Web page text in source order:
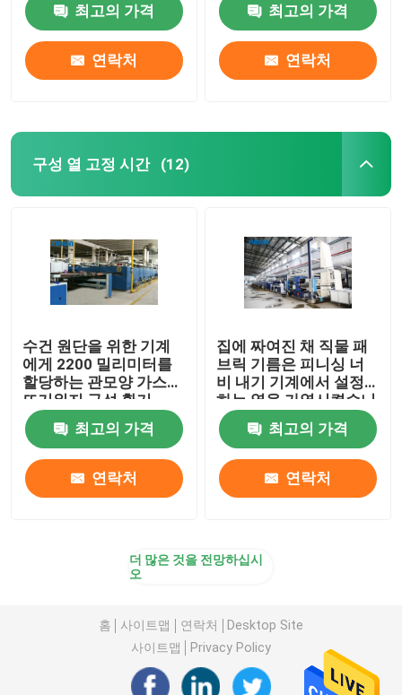
최고의 가격
연락처
최고의 가격
연락처
구성 열 고정 시간 (12)
수건 원단을 위한 기계
에게 2200 밀리미터를
할당하는 관모양 가스
뜨거워지 구성 환기
최고의 가격
연락처
집에 짜여진 채 직물 패
브릭 기름은 피니싱 너
비 내기 기계에서 설정
하는 열을 가열시켰습니
다
최고의 가격
연락처
더 많은 것을 전망하십시
오
홈 사이트맵 연락처
Desktop Site
사이트맵
Privacy Policy